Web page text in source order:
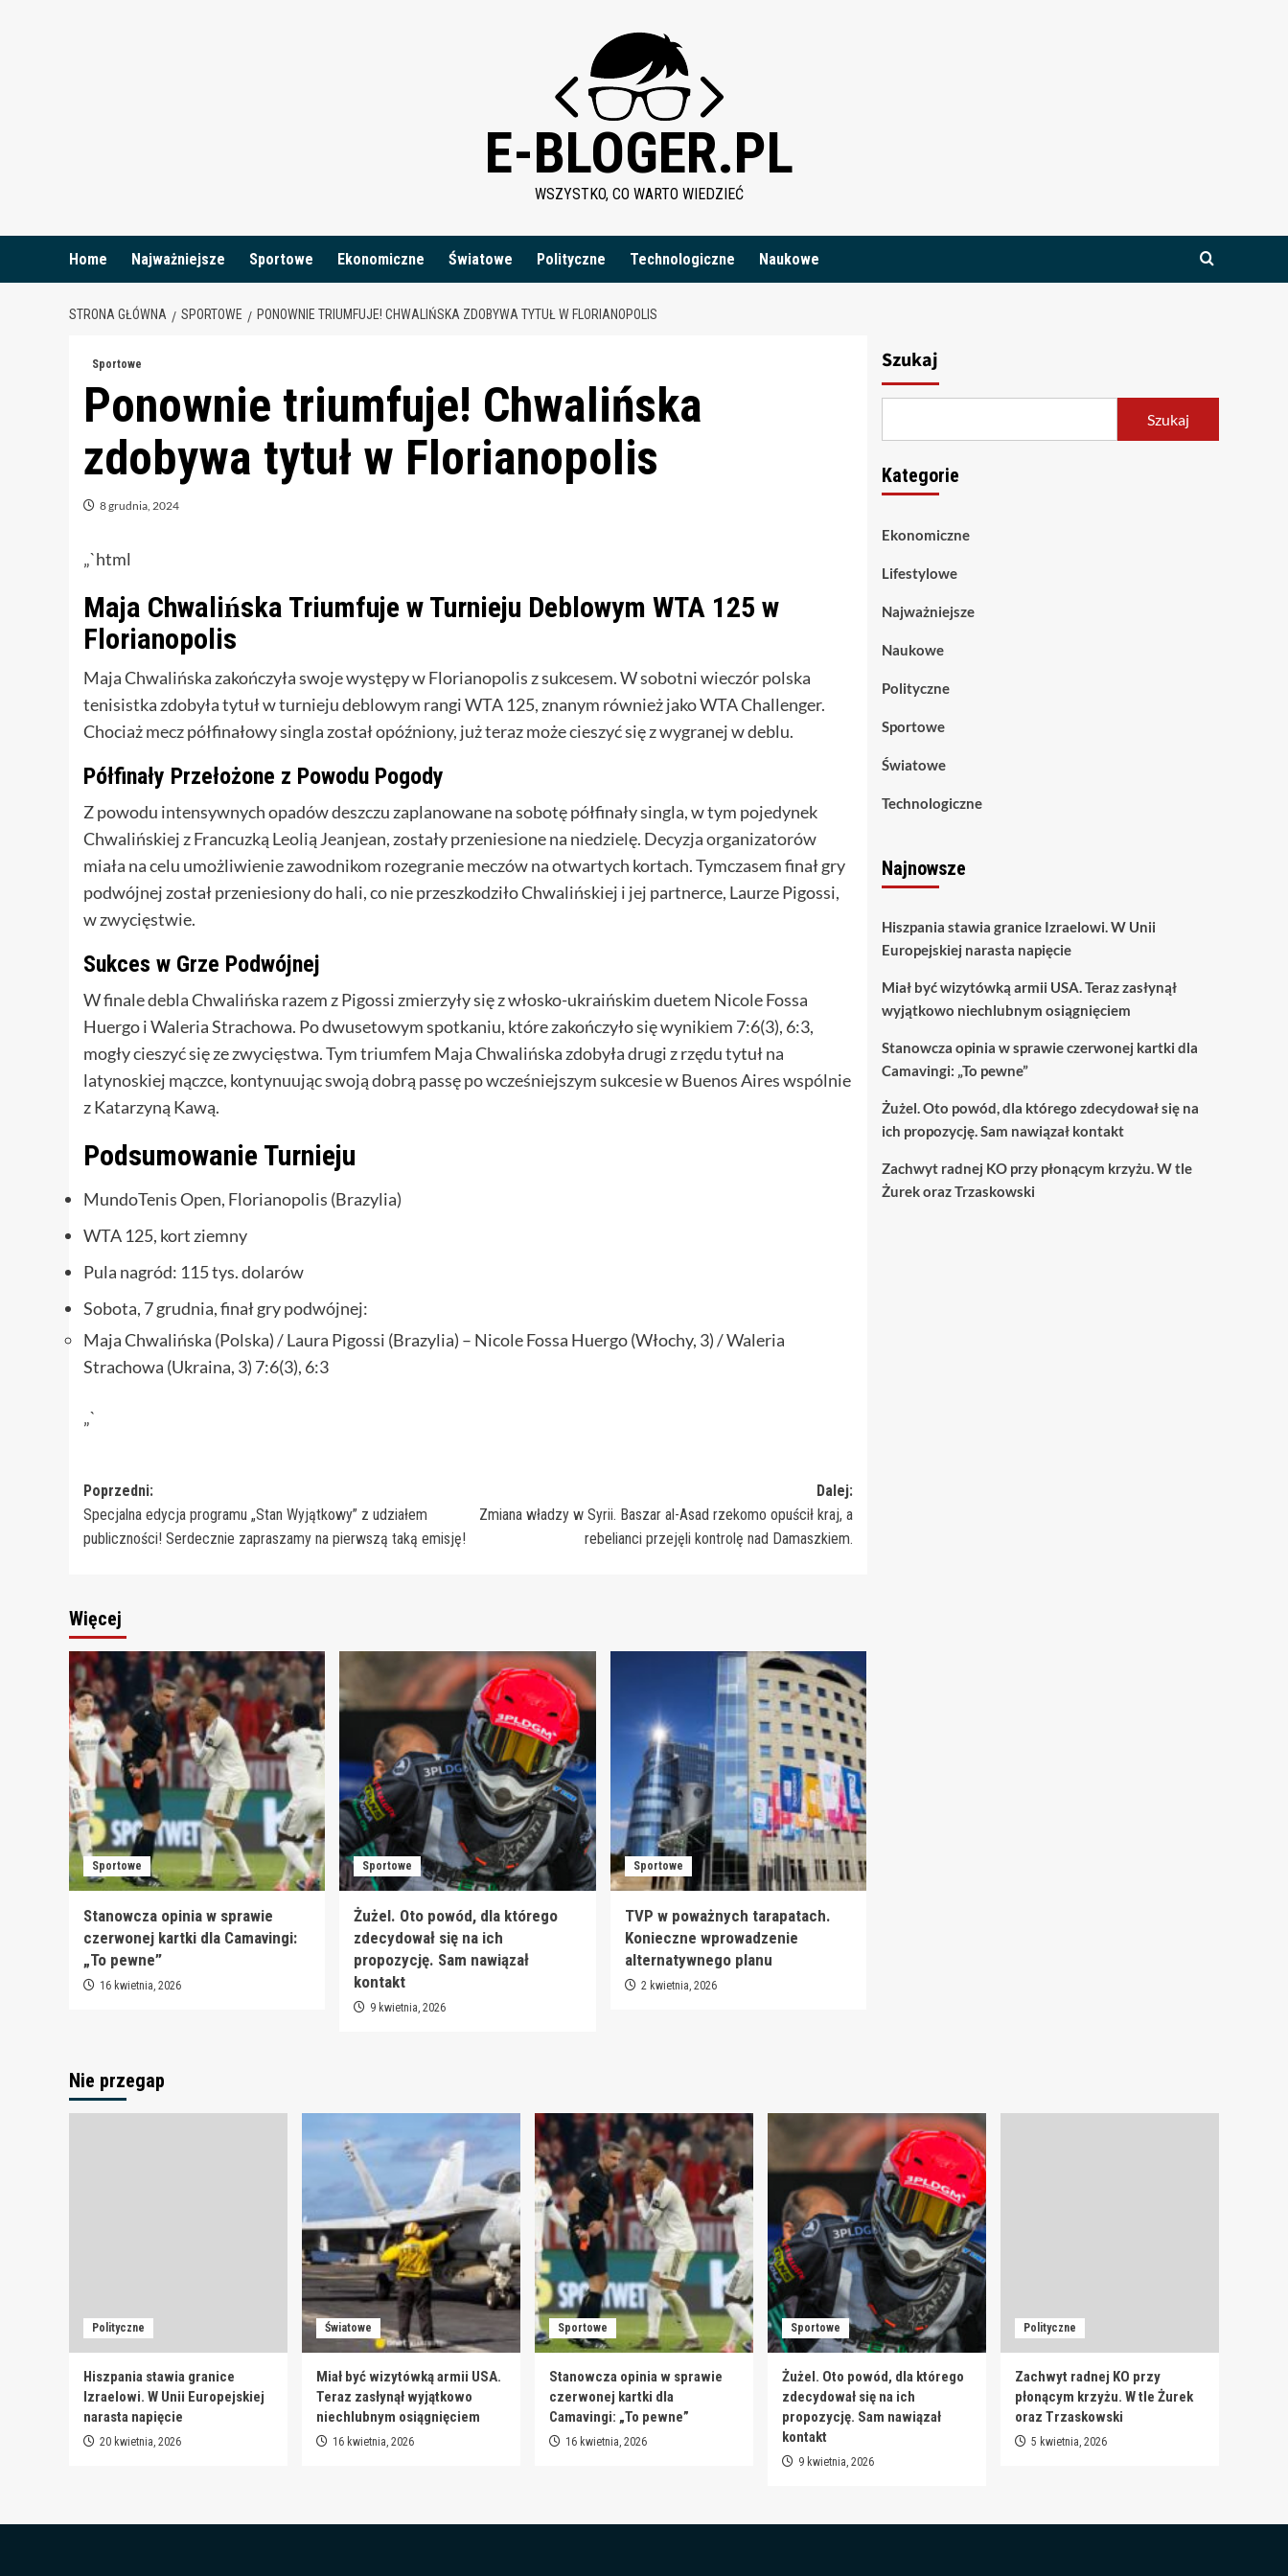
E-BLOGER.PL
WSZYSTKO, CO WARTO WIEDZIEĆ
Home Najważniejsze Sportowe Ekonomiczne Światowe Polityczne Technologiczne Naukowe
STRONA GŁÓWNA SPORTOWE PONOWNIE TRIUMFUJE! CHWALIŃSKA ZDOBYWA TYTUŁ W FLORIANOPOLIS
Sportowe
Ponownie triumfuje! Chwalińska
zdobywa tytuł w Florianopolis
8 grudnia, 2024
„`html
Maja Chwalińska Triumfuje w Turnieju Deblowym WTA 125 w
Florianopolis
Maja Chwalińska zakończyła swoje występy w Florianopolis z sukcesem. W sobotni wieczór polska
tenisistka zdobyła tytuł w turnieju deblowym rangi WTA 125, znanym również jako WTA Challenger.
Chociaż mecz półfinałowy singla został opóźniony, już teraz może cieszyć się z wygranej w deblu.
Półfinały Przełożone z Powodu Pogody
Z powodu intensywnych opadów deszczu zaplanowane na sobotę półfinały singla, w tym pojedynek
Chwalińskiej z Francuzką Leolią Jeanjean, zostały przeniesione na niedzielę. Decyzja organizatorów
miała na celu umożliwienie zawodnikom rozegranie meczów na otwartych kortach. Tymczasem finał gry
podwójnej został przeniesiony do hali, co nie przeszkodziło Chwalińskiej i jej partnerce, Laurze Pigossi,
w zwycięstwie.
Sukces w Grze Podwójnej
W finale debla Chwalińska razem z Pigossi zmierzyły się z włosko-ukraińskim duetem Nicole Fossa
Huergo i Waleria Strachowa. Po dwusetowym spotkaniu, które zakończyło się wynikiem 7:6(3), 6:3,
mogły cieszyć się ze zwycięstwa. Tym triumfem Maja Chwalińska zdobyła drugi z rzędu tytuł na
latynoskiej mączce, kontynuując swoją dobrą passę po wcześniejszym sukcesie w Buenos Aires wspólnie
z Katarzyną Kawą.
Podsumowanie Turnieju
MundoTenis Open, Florianopolis (Brazylia)
WTA 125, kort ziemny
Pula nagród: 115 tys. dolarów
Sobota, 7 grudnia, finał gry podwójnej:
Maja Chwalińska (Polska) / Laura Pigossi (Brazylia) – Nicole Fossa Huergo (Włochy, 3) / Waleria
Strachowa (Ukraina, 3) 7:6(3), 6:3
„`
Zobacz
wpisy
Poprzedni:
Specjalna edycja programu „Stan Wyjątkowy” z udziałem
publiczności! Serdecznie zapraszamy na pierwszą taką emisję!
Dalej:
Zmiana władzy w Syrii. Baszar al-Asad rzekomo opuścił kraj, a
rebelianci przejęli kontrolę nad Damaszkiem.
Więcej
Sportowe
Stanowcza opinia w sprawie
czerwonej kartki dla Camavingi:
„To pewne”
16 kwietnia, 2026
Sportowe
Żużel. Oto powód, dla którego
zdecydował się na ich
propozycję. Sam nawiązał
kontakt
9 kwietnia, 2026
Sportowe
TVP w poważnych tarapatach.
Konieczne wprowadzenie
alternatywnego planu
2 kwietnia, 2026
Szukaj
Szukaj
Kategorie
Ekonomiczne
Lifestylowe
Najważniejsze
Naukowe
Polityczne
Sportowe
Światowe
Technologiczne
Najnowsze
Hiszpania stawia granice Izraelowi. W Unii
Europejskiej narasta napięcie
Miał być wizytówką armii USA. Teraz zasłynął
wyjątkowo niechlubnym osiągnięciem
Stanowcza opinia w sprawie czerwonej kartki dla
Camavingi: „To pewne”
Żużel. Oto powód, dla którego zdecydował się na
ich propozycję. Sam nawiązał kontakt
Zachwyt radnej KO przy płonącym krzyżu. W tle
Żurek oraz Trzaskowski
Nie przegap
Polityczne
Hiszpania stawia granice
Izraelowi. W Unii Europejskiej
narasta napięcie
20 kwietnia, 2026
Światowe
Miał być wizytówką armii USA.
Teraz zasłynął wyjątkowo
niechlubnym osiągnięciem
16 kwietnia, 2026
Sportowe
Stanowcza opinia w sprawie
czerwonej kartki dla
Camavingi: „To pewne”
16 kwietnia, 2026
Sportowe
Żużel. Oto powód, dla którego
zdecydował się na ich
propozycję. Sam nawiązał
kontakt
9 kwietnia, 2026
Polityczne
Zachwyt radnej KO przy
płonącym krzyżu. W tle Żurek
oraz Trzaskowski
5 kwietnia, 2026